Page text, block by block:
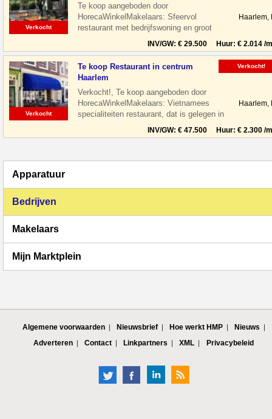
Verkocht
Te koop aangeboden door
HorecaWinkelMakelaars: Sfeervol
restaurant met bedrijfswoning en groot
Haarlem Noord. De
Haarlem,
INV/GW: € 29.500 Huur: € 2.014 /
Verkocht
Te koop Restaurant in centrum
Haarlem
Verkocht!, Te koop aangeboden door
HorecaWinkelMakelaars: Vietnamees
specialiteiten restaurant, dat is gelegen in
Haarlem,
INV/GW: € 47.500 Huur: € 2.300 /
Verkocht!
Apparatuur
Bedrijven
Makelaars
Mijn Marktplein
Algemene voorwaarden Nieuwsbrief Hoe werkt HMP
Nieuws
Adverteren
Contact Linkpartners XML Privacybeleid